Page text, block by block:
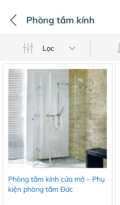
Phòng tắm kính
Lọc
Phòng tắm kính cửa mở – Phụ
kiện phòng tắm Đức